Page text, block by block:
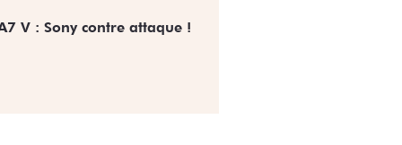
V : Sony contre attaque !